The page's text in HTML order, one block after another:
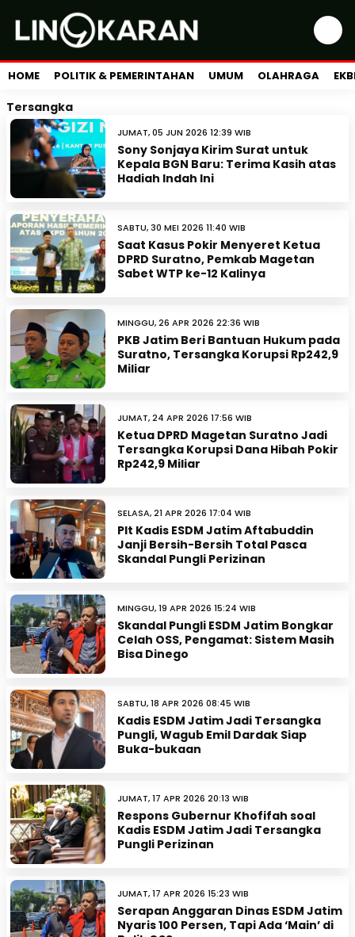
HOME POLITIK & PEMERINTAHAN UMUM OLAHRAGA
Tersangka
JUMAT, 05 JUN 2026 12:39 WIB
Sony Sonjaya Kirim Surat untuk
Kepala BGN Baru: Terima Kasih atas
Hadiah Indah Ini
SABTU, 30 MEI 2026 11:40 WIB
Saat Kasus Pokir Menyeret Ketua
DPRD Suratno, Pemkab Magetan
Sabet WTP ke-12 Kalinya
MINGGU, 26 APR 2026 22:36 WIB
PKB Jatim Beri Bantuan Hukum pada
Suratno, Tersangka Korupsi Rp242,9
Miliar
JUMAT, 24 APR 2026 17:56 WIB
Ketua DPRD Magetan Suratno Jadi
Tersangka Korupsi Dana Hibah Pokir
Rp242,9 Miliar
SELASA, 21 APR 2026 17:04 WIB
Plt Kadis ESDM Jatim Aftabuddin
Janji Bersih-Bersih Total Pasca
Skandal Pungli Perizinan
MINGGU, 19 APR 2026 15:24 WIB
Skandal Pungli ESDM Jatim Bongkar
Celah OSS, Pengamat: Sistem Masih
Bisa Dinego
SABTU, 18 APR 2026 08:45 WIB
Kadis ESDM Jatim Jadi Tersangka
Pungli, Wagub Emil Dardak Siap
Buka-bukaan
JUMAT, 17 APR 2026 20:13 WIB
Respons Gubernur Khofifah soal
Kadis ESDM Jatim Jadi Tersangka
Pungli Perizinan
JUMAT, 17 APR 2026 15:23 WIB
Serapan Anggaran Dinas ESDM Jatim
Nyaris 100 Persen, Tapi Ada ‘Main’ di